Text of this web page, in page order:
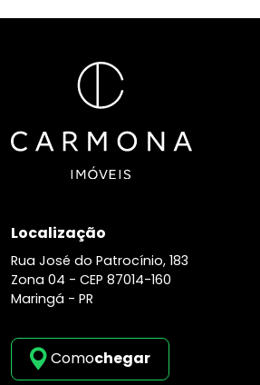
Localização
Rua José do Patrocínio, 183
Zona 04 - CEP 87014-160
Maringá - PR
Comochegar